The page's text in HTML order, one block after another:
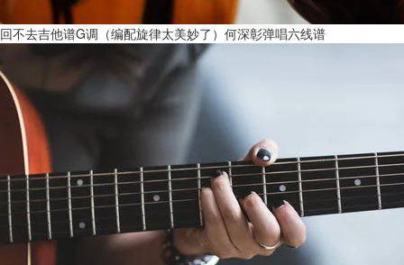
回不去吉他谱G调（编配旋律太美妙了）何深彰弹唱六线谱